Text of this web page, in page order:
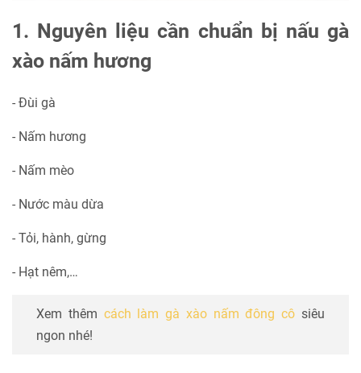
1. Nguyên liệu cần chuẩn bị nấu gà
xào nấm hương
- Đùi gà
- Nấm hương
- Nấm mèo
- Nước màu dừa
- Tỏi, hành, gừng
- Hạt nêm,…
Xem thêm cách làm gà xào nấm đông cô siêu
ngon nhé!